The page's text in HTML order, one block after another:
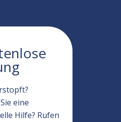
eine
Hilfe? Rufen